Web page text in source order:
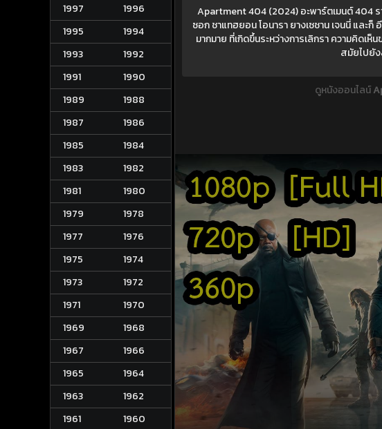
1997
1996
1995
1994
1993
1992
1991
1990
1989
1988
1987
1986
1985
1984
1983
1982
1981
1980
1979
1978
1977
1976
1975
1974
1973
1972
1971
1970
1969
1968
1967
1966
1965
1964
1963
1962
1961
1960
Apartment 404 (2024) อะพาร์ตเมนต์ 404
ซอก ชาแทฮยอน โอนารา ยางเซชาน เจนนี่ และ
มากมาย ที่เกิดขึ้นระหว่างการเลิกรา ความคิด
สมัยไปยัง
ดูหนังออนไลน์